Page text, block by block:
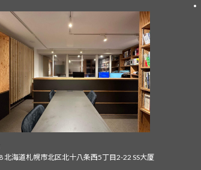
北海道札幌市北区北十八条西5丁目2-22 SS大厦